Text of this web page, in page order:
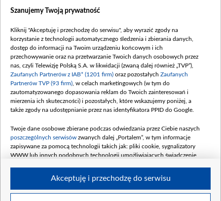
Dofinansowanie 635 783 051,21 PLN
(wpłata wrzesień 100 mln, październik 350
mln, listopad 265 mln)
Dofinansowanie 48 862 000,00 PLN
Data podpisania umowy: GRUDZIEŃ 2025
(wpłata grudzień 60,548 mln)
Dofinansowanie 900 000 000,00 PLN
Data podpisania umowy: LUTY 2026 (wpłata
kwiecień 180 mln, 7 maja 180 mln, 8
czerwca 90 mln)
Dofinansowanie 250 000 000,00 PLN
4 sierpnia 250 mln
Szanujemy Twoją prywatność
Kliknij "Akceptuję i przechodzę do serwisu", aby wyrazić zgody na
korzystanie z technologii automatycznego śledzenia i zbierania danych,
dostęp do informacji na Twoim urządzeniu końcowym i ich
przechowywanie oraz na przetwarzanie Twoich danych osobowych przez
nas, czyli Telewizję Polską S.A. w likwidacji (zwaną dalej również „TVP”),
Zaufanych Partnerów z IAB* (1201 firm) oraz pozostałych Zaufanych
Partnerów TVP (93 firm) , w celach marketingowych (w tym do
zautomatyzowanego dopasowania reklam do Twoich zainteresowań i
mierzenia ich skuteczności) i pozostałych, które wskazujemy poniżej, a
także zgody na udostępnianie przez nas identyfikatora PPID do Google.
Twoje dane osobowe zbierane podczas odwiedzania przez Ciebie naszych
poszczególnych serwisów zwanych dalej „Portalem”, w tym informacje
zapisywane za pomocą technologii takich jak: pliki cookie, sygnalizatory
WWW lub innych podobnych technologii umożliwiających świadczenie
Akceptuję i przechodzę do serwisu